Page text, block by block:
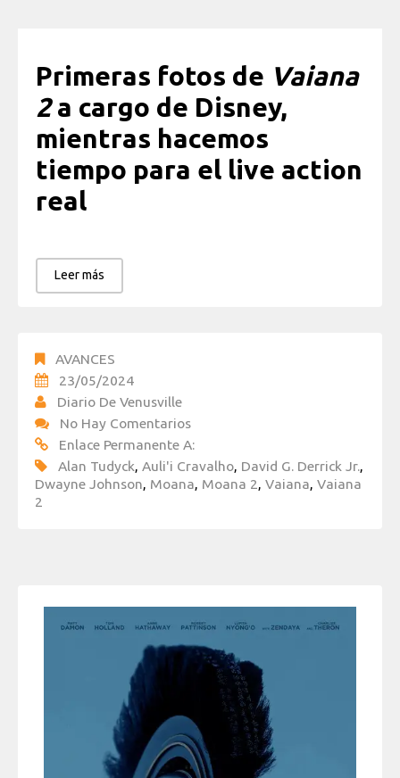
Primeras fotos de Vaiana
2a cargo de Disney,
mientras hacemos
tiempo para el live action
real
Leer más
AVANCES
23/05/2024
Diario De Venusville
No Hay Comentarios
Enlace Permanente A:
Alan Tudyck, Auli'i Cravalho, David G. Derrick Jr.,
Dwayne Johnson, Moana, Moana 2, Vaiana, Vaiana
2